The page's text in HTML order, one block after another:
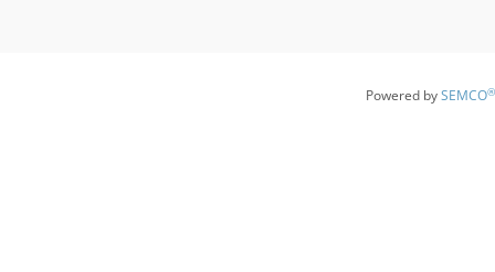
Powered bySEMCO®